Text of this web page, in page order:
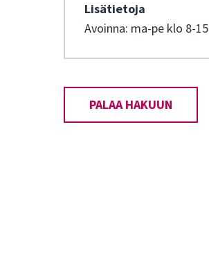
Lisätietoja
Avoinna: ma-pe klo 8-15
PALAA HAKUUN